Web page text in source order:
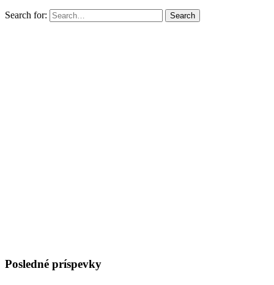
Search for: Search
Posledné príspevky